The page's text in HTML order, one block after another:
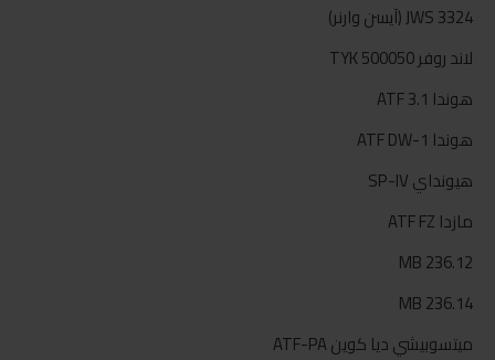
JWS 3324 (آيسن وارنر)
لاند روفر TYK 500050
هوندا ATF 3.1
هوندا ATF DW-1
هيونداي SP-IV
مازدا ATF FZ
MB 236.12
MB 236.14
ميتسوبيشي ديا كوين ATF-PA